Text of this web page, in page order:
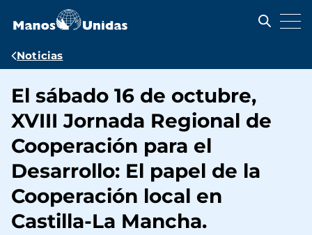
contenido
Ruta
navegación
Noticias
El sábado 16 de octubre,
XVIII Jornada Regional de
Cooperación para el
Desarrollo: El papel de la
Cooperación local en
Castilla-La Mancha.